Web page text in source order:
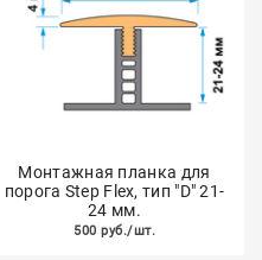
Монтажная планка для
порога Step Flex, тип "D" 21-
24 мм.
500 руб./шт.